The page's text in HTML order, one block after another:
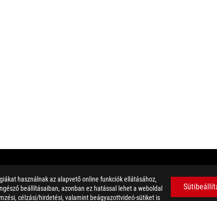
használnak az alapvető online funkciók ellátásához,
beállításaiban, azonban ez hatással lehet a weboldal
célzási/hirdetési, valamint beágyazottvideó-sütiket is
számos tényező befolyásolja, többek között a készülék